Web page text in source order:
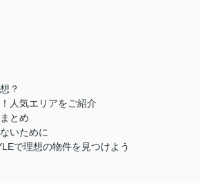
？
人気エリアをご紹介
とめ
いために
で理想の物件を見つけよう